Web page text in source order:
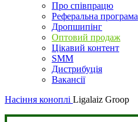
Про співпрацю
Реферальна програма
Дропшипінг
Оптовий продаж
Цікавий контент
SMM
Дистрибуція
Вакансії
Насіння коноплі Ligalaiz Groop